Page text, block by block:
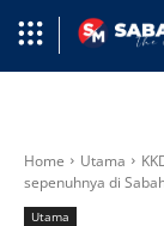
Home Utama
sepenuhnya di
Utama